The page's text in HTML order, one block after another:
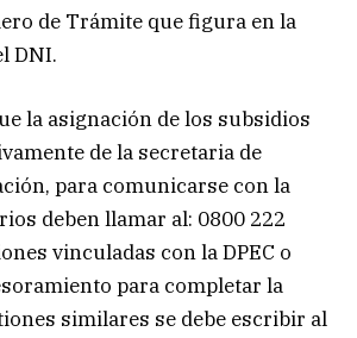
de Trámite que figura en la
DNI.
la asignación de los subsidios
de la secretaria de
para comunicarse con la
deben llamar al: 0800 222
vinculadas con la DPEC o
para completar la
similares se debe escribir al